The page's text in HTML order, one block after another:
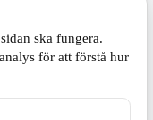
ska fungera.
för att förstå hur